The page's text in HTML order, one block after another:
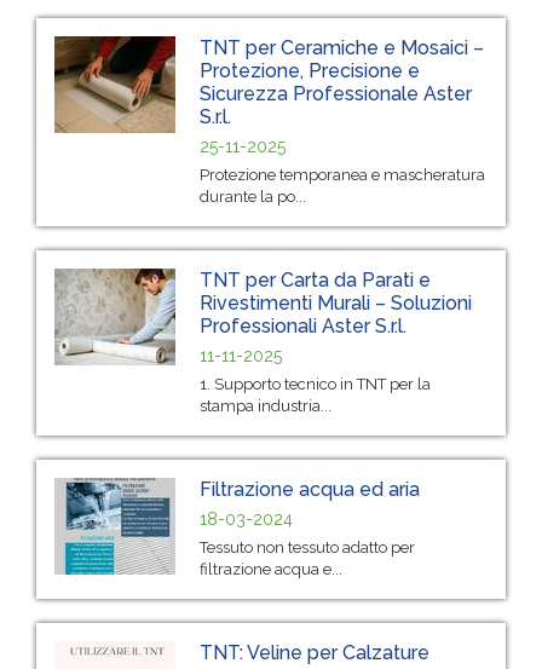
TNT per Ceramiche e Mosaici –
Protezione, Precisione e
Sicurezza Professionale Aster
S.r.l.
25-11-2025
Protezione temporanea e mascheratura
durante la po...
TNT per Carta da Parati e
Rivestimenti Murali – Soluzioni
Professionali Aster S.r.l.
11-11-2025
1. Supporto tecnico in TNT per la
stampa industria...
Filtrazione acqua ed aria
18-03-2024
Tessuto non tessuto adatto per
filtrazione acqua e...
TNT: Veline per Calzature